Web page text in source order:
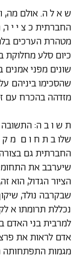
ש א ל ה. אולם מה,
החברתית כ צ י י
מטהרת הערכים
כיום סלע מחלוקת
שונים מפני אמנים
שהסכימו ביניהם
מזדהה בהכרח עם
ת ש ו ב ה:
שלו ב ת ח ו ם מ ק
החברתית גם
שיערבב את
הציור הגדול,
שבקרבה נולד,
נכללת תרומתו א
למרבית בני האדם
אדם לראות את
מגמות התפתחותה